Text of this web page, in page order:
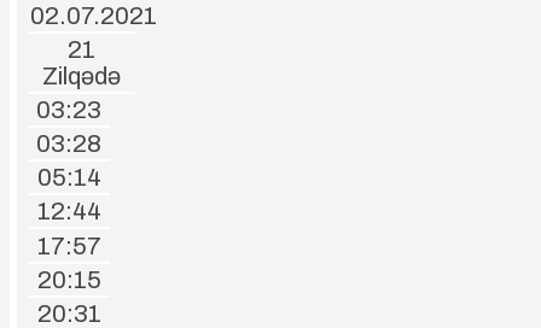
02.07.2021
21
Zilqədə
03:23
03:28
05:14
12:44
17:57
20:15
20:31